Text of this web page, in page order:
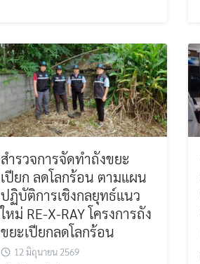
สำรวจการจัดทำถังขยะ
เปียก ลดโลกร้อน ตามแผน
ปฏิบัติการเชิงกลยุทธ์แนว
ใหม่ RE-X-RAY โครงการถัง
ขยะเปียกลดโลกร้อน
12 มิถุนายน 2569